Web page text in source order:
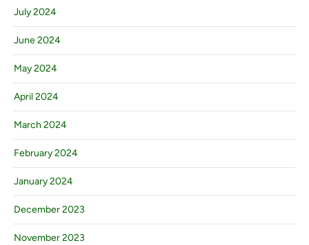
July 2024
June 2024
May 2024
April 2024
March 2024
February 2024
January 2024
December 2023
November 2023